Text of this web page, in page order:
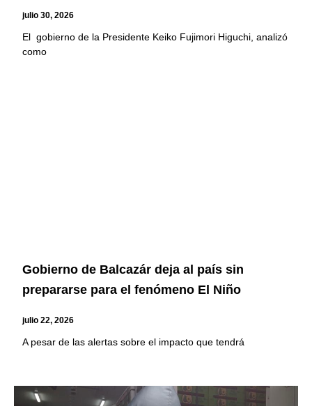
julio 30, 2026
El gobierno de la Presidente Keiko Fujimori Higuchi, analizó
como
Gobierno de Balcazár deja al país sin
prepararse para el fenómeno El Niño
julio 22, 2026
A pesar de las alertas sobre el impacto que tendrá